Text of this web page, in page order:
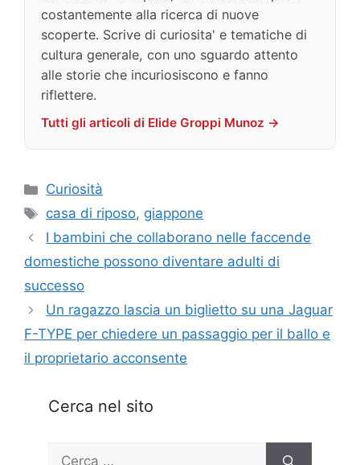
costantemente alla ricerca di nuove
scoperte. Scrive di curiosita' e tematiche di
cultura generale, con uno sguardo attento
alle storie che incuriosiscono e fanno
riflettere.
Tutti gli articoli di Elide Groppi Munoz →
Categorie
Curiosità
Tag
casa di riposo, giappone
I bambini che collaborano nelle faccende
domestiche possono diventare adulti di
successo
Un ragazzo lascia un biglietto su una Jaguar
F-TYPE per chiedere un passaggio per il ballo e
il proprietario acconsente
Cerca nel sito
Ricerca